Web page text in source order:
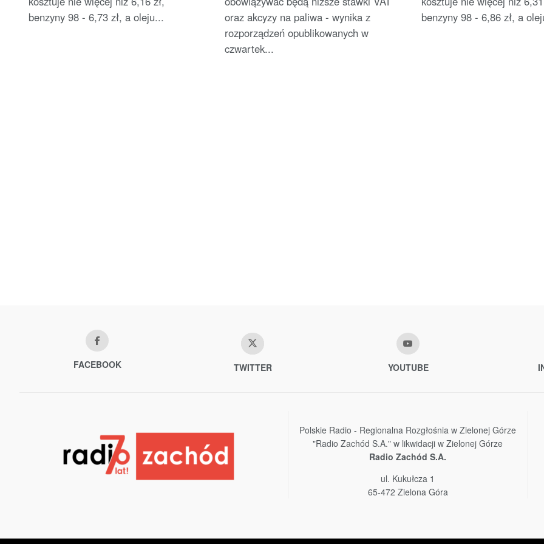
benzyny 98 - 6,73 zł, a oleju...
oraz akcyzy na paliwa - wynika z
rozporządzeń opublikowanych w
czwartek...
benzyny 98 - 6,86 zł, a
FACEBOOK TWITTER YOUTUBE
Polskie Radio - Regionalna Rozgłośnia w Zielonej Górze
"Radio Zachód S.A." w likwidacji w Zielonej Górze
Radio Zachód S.A.
ul. Kukułcza 1
65-472 Zielona Góra